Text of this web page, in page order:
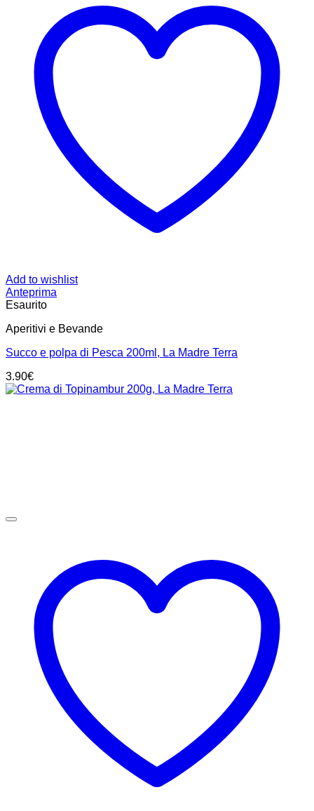
Add to wishlist
Anteprima
Esaurito
Aperitivi e Bevande
Succo e polpa di Pesca 200ml, La Madre Terra
3.90€